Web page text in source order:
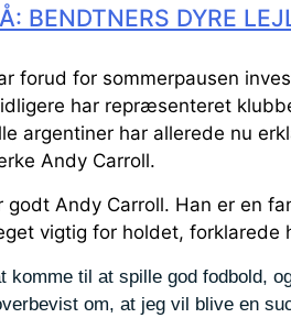
BENDTNERS DYRE
forud for sommerpausen
har repræsenteret
argentiner har allerede nu
Andy Carroll.
godt Andy Carroll. Han er en
vigtig for holdet, forklarede
komme til at spille god fodbold,
om, at jeg vil blive en